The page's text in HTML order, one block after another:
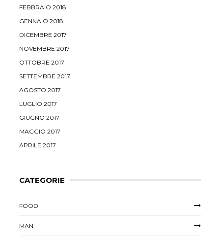
FEBBRAIO 2018
GENNAIO 2018
DICEMBRE 2017
NOVEMBRE 2017
OTTOBRE 2017
SETTEMBRE 2017
AGOSTO 2017
LUGLIO 2017
GIUGNO 2017
MAGGIO 2017
APRILE 2017
CATEGORIE
FOOD
MAN